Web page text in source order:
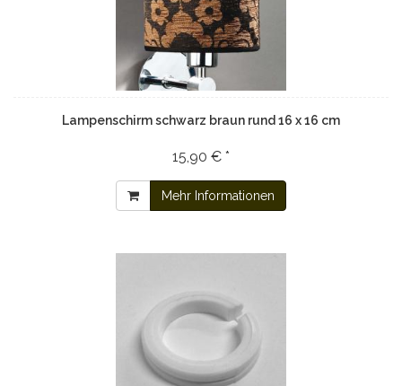
Lampenschirm schwarz braun rund 16 x 16 cm
15,90 € *
Mehr Informationen